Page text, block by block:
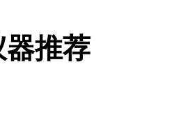
推荐